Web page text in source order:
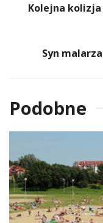
Kolejna
Syn
Podobne